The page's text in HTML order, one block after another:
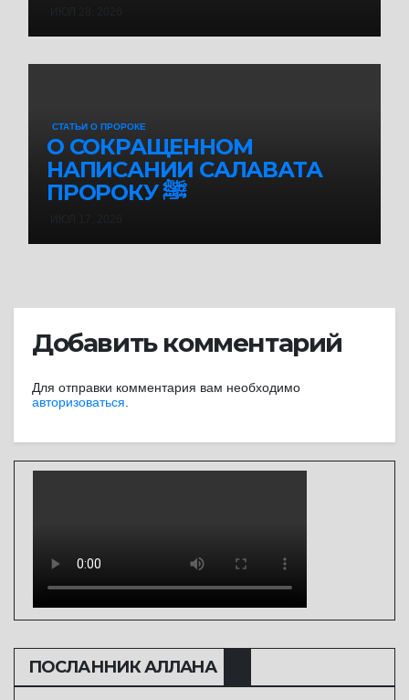
СТАТЬИ О ПРОРОКЕ
О СОКРАЩЕННОМ
НАПИСАНИИ САЛАВАТА
ПРОРОКУ ﷺ
Добавить комментарий
Для отправки комментария вам необходимо
авторизоваться
ПОСЛАННИК АЛЛАHА